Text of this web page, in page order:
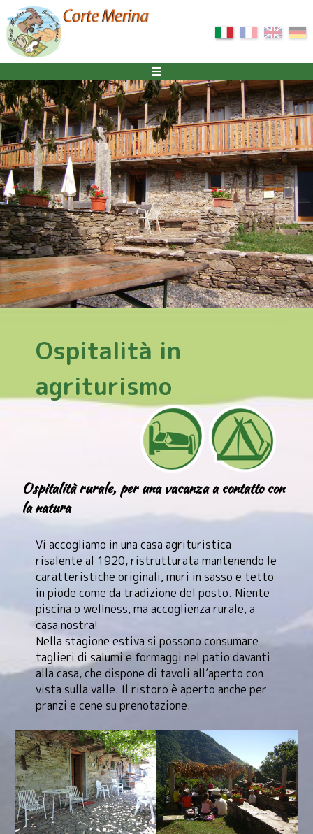
Ospitalità in
agriturismo
Ospitalità rurale, per una vacanza a contatto con
la natura
Vi accogliamo in una casa agrituristica
risalente al 1920, ristrutturata mantenendo le
caratteristiche originali, muri in sasso e tetto
in piode come da tradizione del posto. Niente
piscina o wellness, ma accoglienza rurale, a
casa nostra!
Nella stagione estiva si possono consumare
taglieri di salumi e formaggi nel patio davanti
alla casa, che dispone di tavoli all’aperto con
vista sulla valle. Il ristoro è aperto anche per
pranzi e cene su prenotazione.